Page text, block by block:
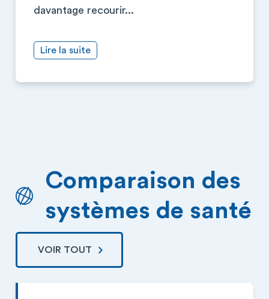
davantage recourir...
Lire la suite
Comparaison des
systèmes de santé
VOIR TOUT